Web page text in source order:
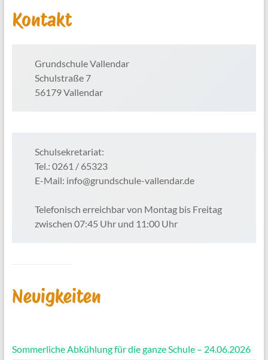
Kontakt
Grundschule Vallendar
Schulstraße 7
56179 Vallendar
Schulsekretariat:
Tel.: 0261 / 65323
E-Mail: info@grundschule-vallendar.de
Telefonisch erreichbar von Montag bis Freitag
zwischen 07:45 Uhr und 11:00 Uhr
Neuigkeiten
Sommerliche Abkühlung für die ganze Schule – 24.06.2026